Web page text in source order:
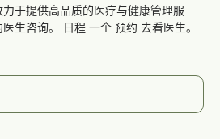
于提供高品质的医疗与健康管理服
生咨询。
日程 一个 预约 去看医生。